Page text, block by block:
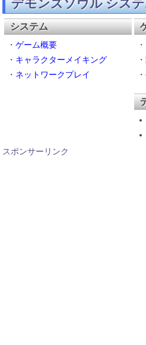
デモンズソウル シス
システム
・ ゲーム概要
・ キャラクターメイキング
・ ネットワークプレイ
・
・
・
スポンサーリンク